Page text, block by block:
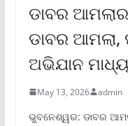
ଡାବର ଆମଲାର
ଡାବର ଆମଲା,
ଅଭିଯାନ
May 13, 2026 admin
ଭୁବନେଶ୍ୱର: ଡାବର